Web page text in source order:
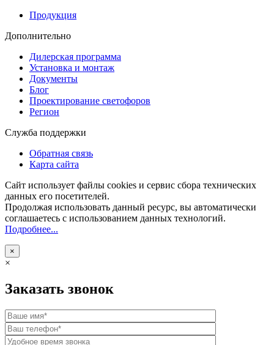
Продукция
Дополнительно
Дилерская программа
Установка и монтаж
Документы
Блог
Проектирование светофоров
Регион
Служба поддержки
Обратная связь
Карта сайта
Сайт использует файлы cookies и сервис сбора технических
данных его посетителей.
Продолжая использовать данный ресурс, вы автоматически
соглашаетесь с использованием данных технологий.
Подробнее...
×
×
Заказать звонок